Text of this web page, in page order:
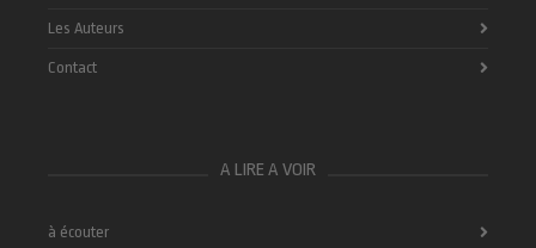
Les Auteurs
Contact
A LIRE A VOIR
à écouter